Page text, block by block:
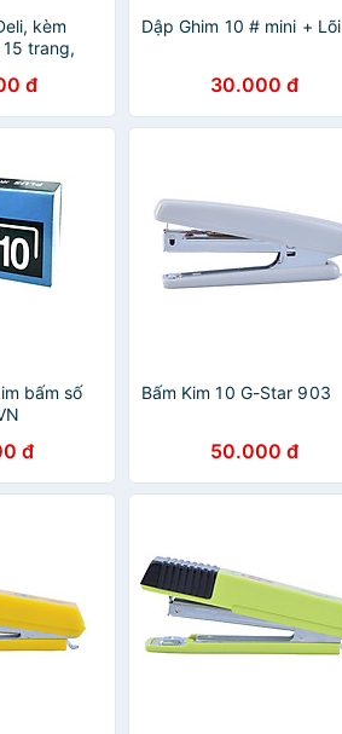
kèm
trang,
đ
Dập Ghim 10 # mini + Lõi
30.000 đ
bấm số
đ
Bấm Kim 10 G-Star 903
50.000 đ